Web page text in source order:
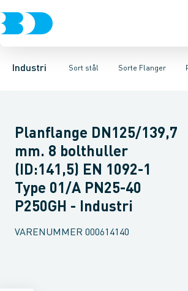
Industri Sort stål
VentilerRustfrit stål Sort stålSorte Flanger
Sorte rør Sorte gevindfittingsSorte
GevindflangerPlan flangerSvejseflanger
Planflange DN125/139,7
mm. 8 bolthuller
(ID:141,5) EN 1092-1
Type 01/A PN25-40
P250GH - Industri
VARENUMMER 000614140